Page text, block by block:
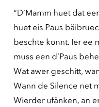
“D’Mamm huet dat
huet eis Paus
beschte konnt. Ier ee
muss een d’Paus
Wat awer geschitt,
Wann de Silence net
Wierder ufänken, an